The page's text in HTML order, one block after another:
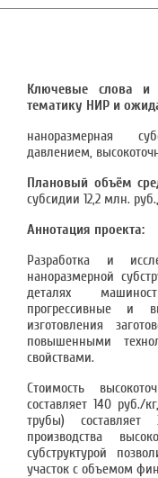
Ключевые слова и
тематику НИР и
наноразмерная
давлением,
Плановый объём
субсидии 12,2 млн.
Аннотация проекта:
Разработка и
наноразмерной
деталях
прогрессивные и
изготовления
повышенными
свойствами.
Стоимость
составляет 140 руб./
трубы) составляет
производства
субструктурой
участок с объемом